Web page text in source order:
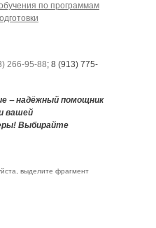
по программам
266-95-88; 8 (913) 775-
‒ надёжный помощник
вашей
Выбирайте
выделите фрагмент